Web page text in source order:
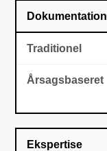
Dokumentation
Ekspertise